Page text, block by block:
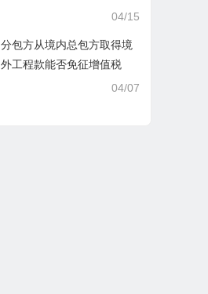
04/15
分包方从境内总包方取得境
外工程款能否免征增值税
04/07